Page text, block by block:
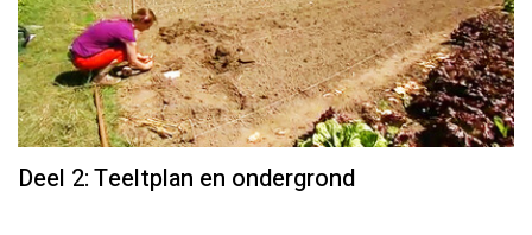
Deel 2: Teeltplan en ondergrond